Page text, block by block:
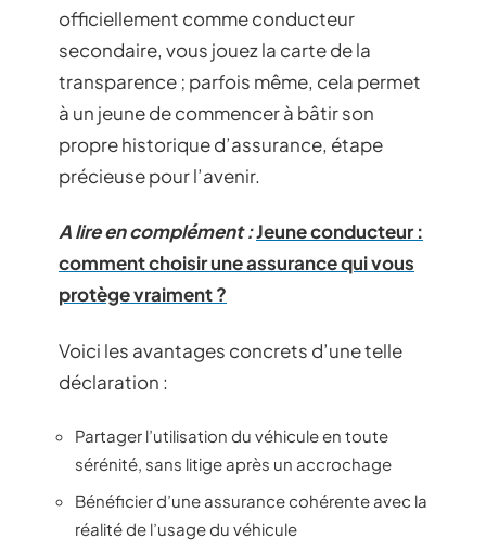
officiellement comme conducteur
secondaire, vous jouez la carte de la
transparence ; parfois même, cela permet
à un jeune de commencer à bâtir son
propre historique d’assurance, étape
précieuse pour l’avenir.
A lire en complément :Jeune conducteur :
comment choisir une assurance qui vous
protège vraiment ?
Voici les avantages concrets d’une telle
déclaration :
Partager l’utilisation du véhicule en toute
sérénité, sans litige après un accrochage
Bénéficier d’une assurance cohérente avec la
réalité de l’usage du véhicule